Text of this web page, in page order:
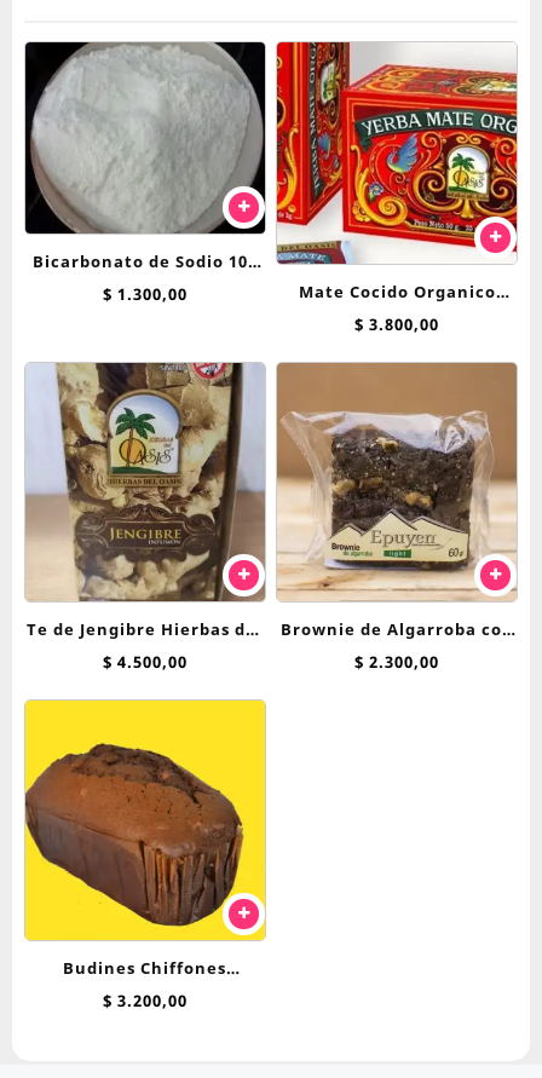
Bicarbonato de Sodio 100
grs
$ 1.300,00
Mate Cocido Organico
Hierbas Del Oasis x 25 saq
$ 3.800,00
Te de Jengibre Hierbas del
Oasis saquitos
$ 4.500,00
Brownie de Algarroba con
Nuez Epuyen 60 g
$ 2.300,00
Budines Chiffones
Breadnet 250 Grs
$ 3.200,00